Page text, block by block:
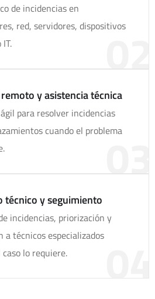
02
de incidencias en
red, servidores, dispositivos
03
y asistencia técnica
para resolver incidencias
cuando el problema
04
técnico y seguimiento
incidencias, priorización y
a técnicos especializados
lo requiere.